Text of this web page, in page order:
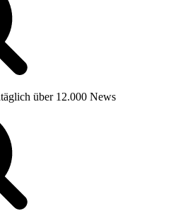
über 12.000 News